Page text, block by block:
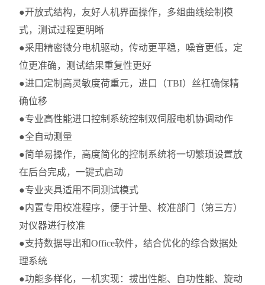
●开放式结构，友好人机界面操作，多组曲线绘制模
式，测试过程更明晰
●采用精密微分电机驱动，传动更平稳，噪音更低，定
位更准确，测试结果重复性更好
●进口定制高灵敏度荷重元，进口（TBI）丝杠确保精
确位移
●专业高性能进口控制系统控制双伺服电机协调动作
●全自动测量
●简单易操作，高度简化的控制系统将一切繁琐设置放
在后台完成，一键式启动
●专业夹具适用不同测试模式
●内置专用校准程序，便于计量、校准部门（第三方）
对仪器进行校准
●支持数据导出和Office软件，结合优化的综合数据处
理系统
●功能多样化，一机实现：拔出性能、自功性能、旋动